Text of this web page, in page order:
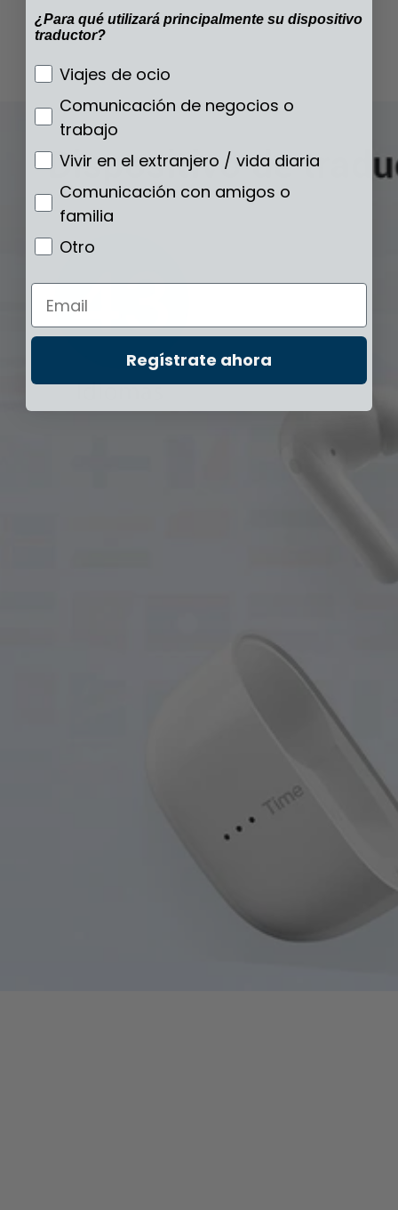
¿Para qué utilizará principalmente su dispositivo
traductor?
¿Para qué utilizará principalmente su
Viajes de ocio
Comunicación de negocios o
trabajo
Vivir en el extranjero / vida diaria
Comunicación con amigos o
familia
Otro
Email
Regístrate ahora